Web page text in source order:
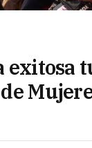
exitosa